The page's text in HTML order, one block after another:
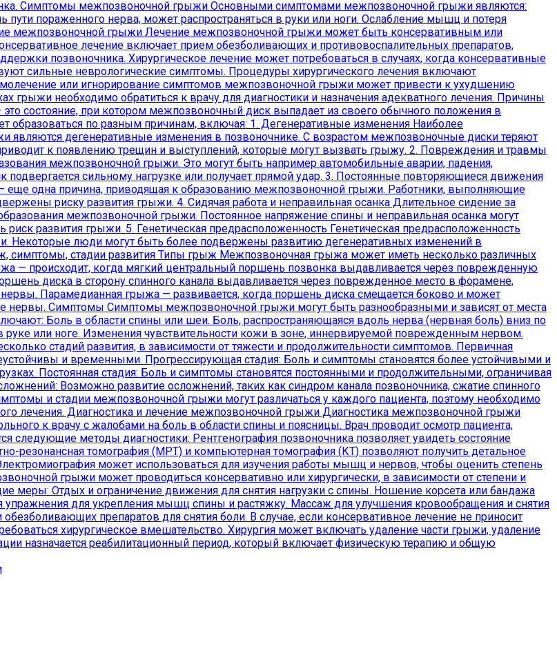
Симптомы межпозвоночной грыжи Основными симптомами межпозвоночной грыжи являются:
пораженного нерва, может распространяться в руки или ноги. Ослабление мышц и потеря
межпозвоночной грыжи Лечение межпозвоночной грыжи может быть консервативным или
лечение включает прием обезболивающих и противовоспалительных препаратов,
позвоночника. Хирургическое лечение может потребоваться в случаях, когда консервативные
сильные неврологические симптомы. Процедуры хирургического лечения включают
или игнорирование симптомов межпозвоночной грыжи может привести к ухудшению
грыжи необходимо обратиться к врачу для диагностики и назначения адекватного лечения. Причины
состояние, при котором межпозвоночный диск выпадает из своего обычного положения в
образоваться по разным причинам, включая: 1. Дегенеративные изменения Наиболее
являются дегенеративные изменения в позвоночнике. С возрастом межпозвоночные диски теряют
к появлению трещин и выступлений, которые могут вызвать грыжу. 2. Повреждения и травмы
межпозвоночной грыжи. Это могут быть например автомобильные аварии, падения,
сильному нагрузке или получает прямой удар. 3. Постоянные повторяющиеся движения
одна причина, приводящая к образованию межпозвоночной грыжи. Работники, выполняющие
риску развития грыжи. 4. Сидячая работа и неправильная осанка Длительное сидение за
межпозвоночной грыжи. Постоянное напряжение спины и неправильная осанка могут
развития грыжи. 5. Генетическая предрасположенность Генетическая предрасположенность
Некоторые люди могут быть более подвержены развитию дегенеративных изменений в
симптомы, стадии развития Типы грыж Межпозвоночная грыжа может иметь несколько различных
— происходит, когда мягкий центральный поршень позвонка выдавливается через поврежденную
диска в сторону спинного канала выдавливается через поврежденное место в форамене,
Парамедианная грыжа — развивается, когда поршень диска смещается боково и может
нервы. Симптомы Симптомы межпозвоночной грыжи могут быть разнообразными и зависят от места
Боль в области спины или шеи. Боль, распространяющаяся вдоль нерва (нервная боль) вниз по
или ноге. Изменения чувствительности кожи в зоне, иннервируемой поврежденным нервом.
стадий развития, в зависимости от тяжести и продолжительности симптомов. Первичная
и временными. Прогрессирующая стадия: Боль и симптомы становятся более устойчивыми и
Постоянная стадия: Боль и симптомы становятся постоянными и продолжительными, ограничивая
Возможно развитие осложнений, таких как синдром канала позвоночника, сжатие спинного
и стадии межпозвоночной грыжи могут различаться у каждого пациента, поэтому необходимо
лечения. Диагностика и лечение межпозвоночной грыжи Диагностика межпозвоночной грыжи
к врачу с жалобами на боль в области спины и поясницы. Врач проводит осмотр пациента,
следующие методы диагностики: Рентгенография позвоночника позволяет увидеть состояние
резонансная томография (МРТ) и компьютерная томография (КТ) позволяют получить детальное
может использоваться для изучения работы мышц и нервов, чтобы оценить степень
грыжи может проводиться консервативно или хирургически, в зависимости от степени и
меры: Отдых и ограничение движения для снятия нагрузки с спины. Ношение корсета или бандажа
для укрепления мышц спины и растяжку. Массаж для улучшения кровообращения и снятия
препаратов для снятия боли. В случае, если консервативное лечение не приносит
хирургическое вмешательство. Хирургия может включать удаление части грыжи, удаление
назначается реабилитационный период, который включает физическую терапию и общую